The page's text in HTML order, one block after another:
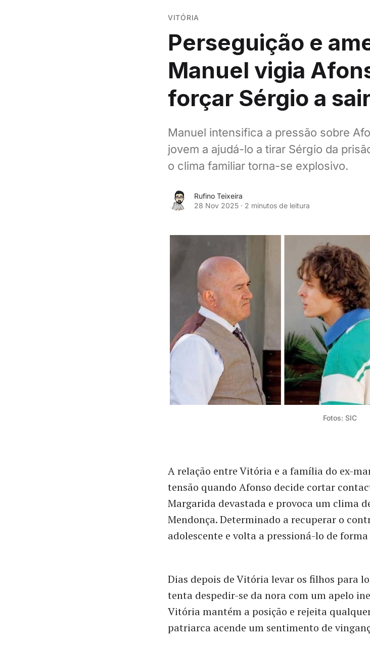
VITÓRIA
Perseguição e
Manuel vigia
forçar Sérgio a
Manuel intensifica a pressão sobre
jovem a ajudá-lo a tirar Sérgio da
o clima familiar torna-se explosivo.
Rufino Teixeira
28 Nov 2025 · 2 minutos de leitura
Fotos: SIC
A relação entre Vitória e a família do ex-
tensão quando Afonso decide cortar
Margarida devastada e provoca um clima
Mendonça. Determinado a recuperar o
adolescente e volta a pressioná-lo de
Dias depois de Vitória levar os filhos para
tenta despedir-se da nora com um apelo
Vitória mantém a posição e rejeita
patriarca acende um sentimento de